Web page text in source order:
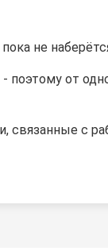
не
поэтому от
связанные с